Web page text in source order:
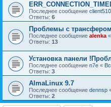
Последнее сообщение client510
Ответы: 6
Проблемы с
Последнее сообщение alenka«
Ответы: 13
Установка панели
Последнее сообщение n7e «
Ответы: 3
AlmaLinux 9.7
Последнее сообщение dennsp
Ответы: 2